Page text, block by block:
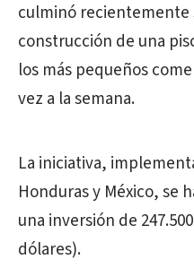
culminó recientemente
construcción de una
los más pequeños
vez a la semana.
La iniciativa,
Honduras y México, se
una inversión de
dólares).